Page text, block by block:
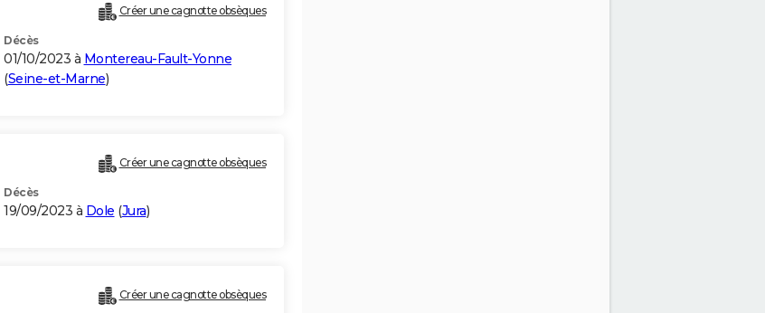
Créer une cagnotte obsèques
Décès
01/10/2023 à Montereau-Fault-Yonne
(Seine-et-Marne)
Créer une cagnotte obsèques
Décès
19/09/2023 à Dole (Jura)
Créer une cagnotte obsèques